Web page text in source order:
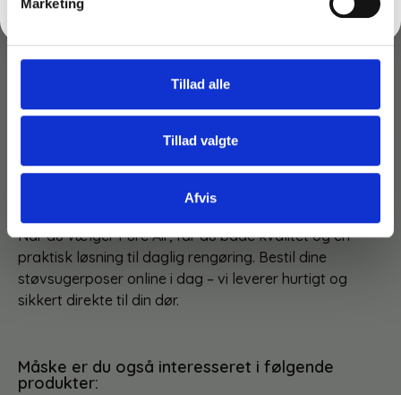
Marketing
Tillad alle
Tillad valgte
Afvis
Ofte stillede spørgsmål:
Hvor ofte bør jeg skifte pose?– Når den er ca. ¾
de fleste standardmodeller fra AEG, Electrolux og
Har I poser til andre mærker?– Ja, se vores
støvsugeposer til andre mærker
Når du vælger Pure Air, får du både kvalitet og en
praktisk løsning til daglig rengøring. Bestil dine
støvsugerposer online i dag – vi leverer hurtigt og
sikkert direkte til din dør.
Måske er du også interesseret i følgende
produkter: